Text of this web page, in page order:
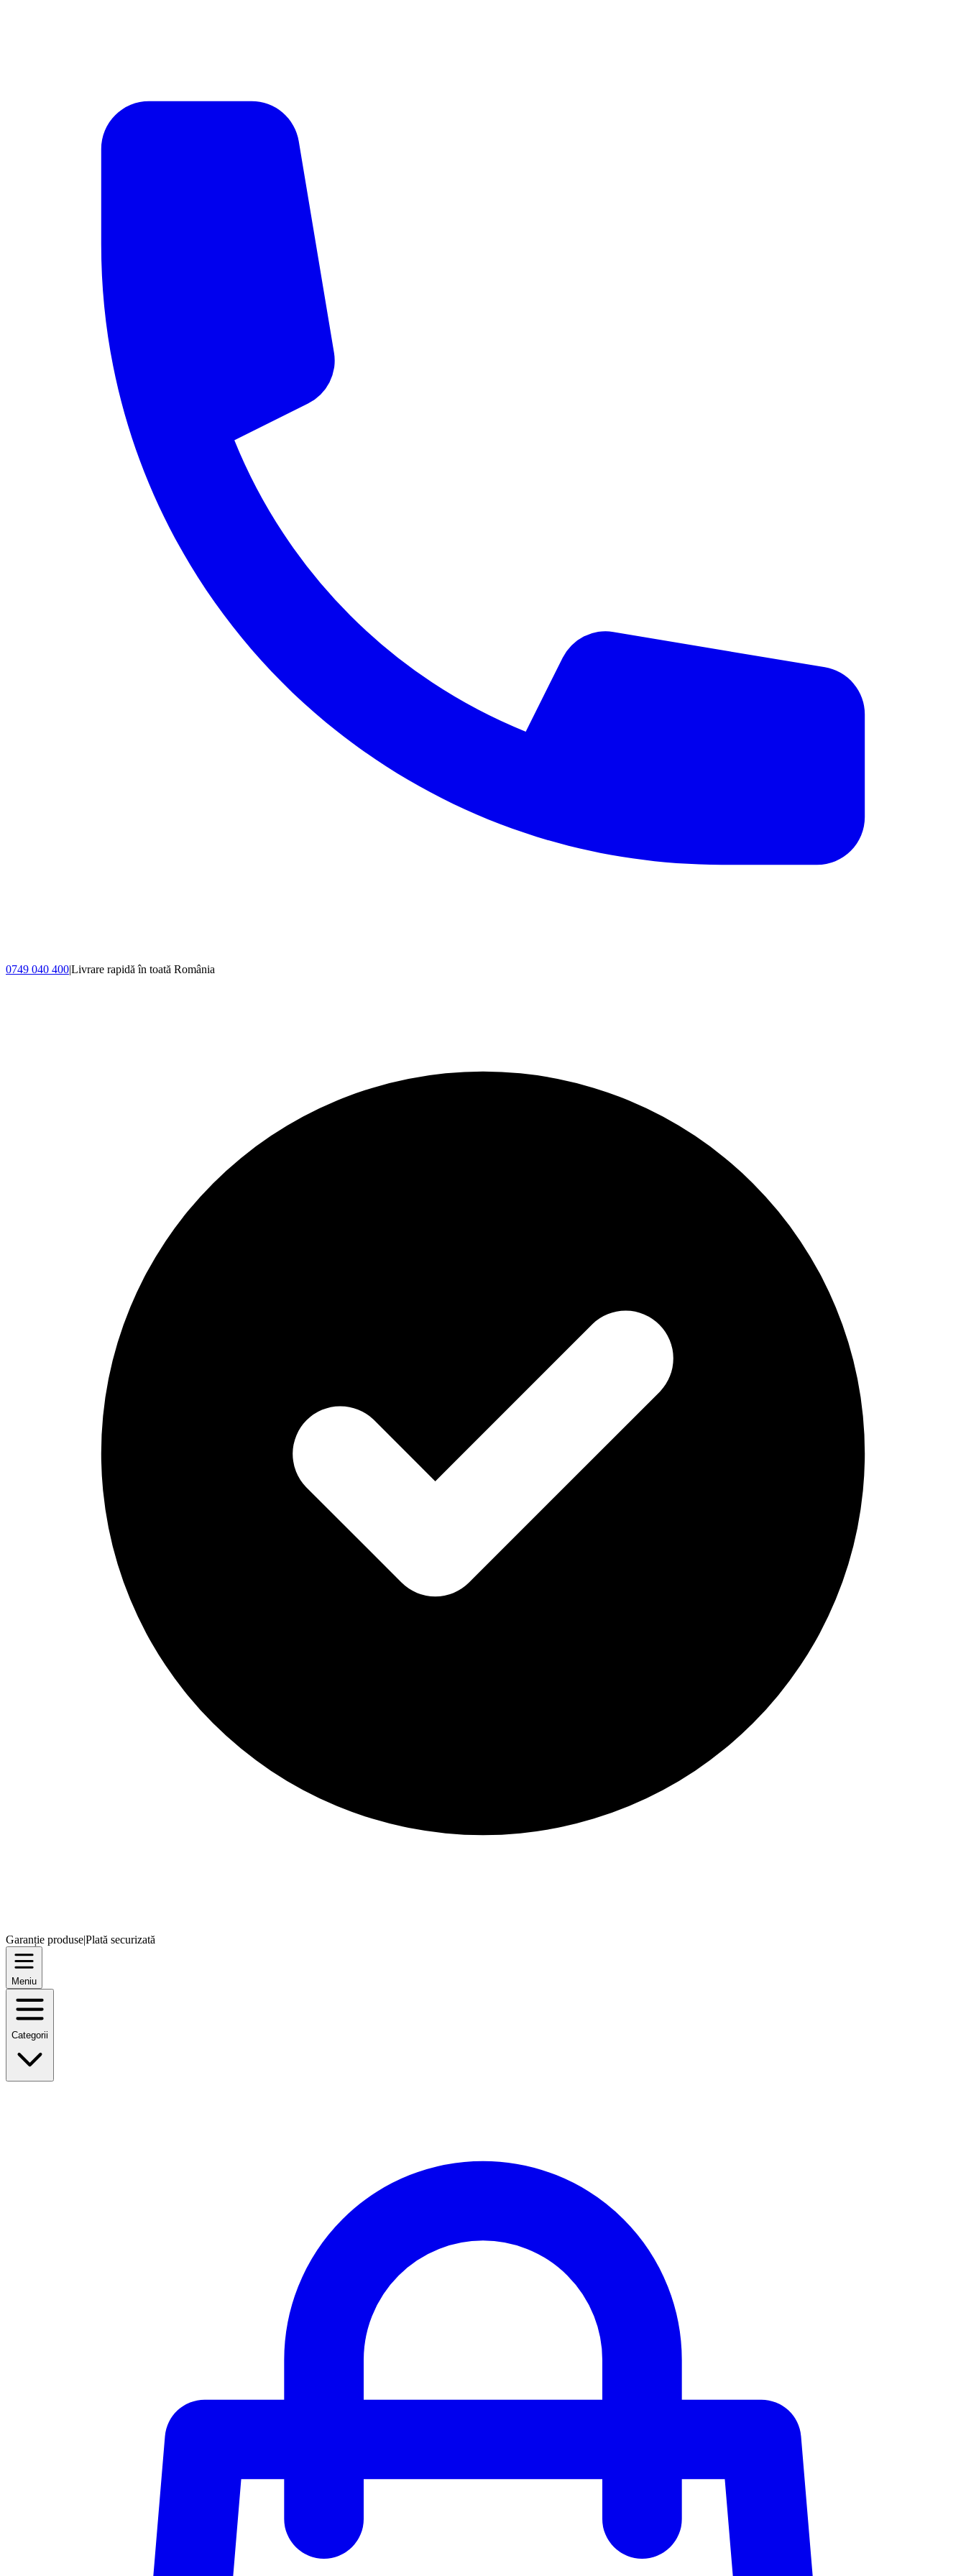
0749 040 400|Livrare rapidă în toată România
Garanție produse|Plată securizată
Meniu
Categorii